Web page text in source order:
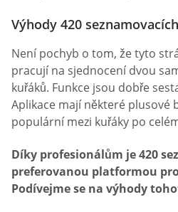
Výhody 420
Není pochyb o tom, že tyto
pracují na sjednocení dvou
kuřáků. Funkce jsou dobře
Aplikace mají některé plusové
populární mezi kuřáky po
Díky profesionálům je 420
preferovanou platformou
Podívejme se na výhody